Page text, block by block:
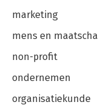
marketing
mens en
non-profit
ondernemen
organisatiekunde